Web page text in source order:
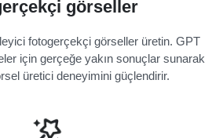
görseller
fotogerçekçi görseller üretin. GPT
için gerçeğe yakın sonuçlar sunarak
üretici deneyimini güçlendirir.